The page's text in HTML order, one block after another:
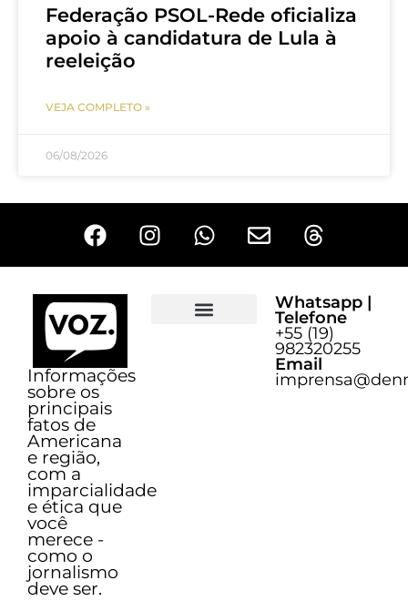
Federação PSOL-Rede oficializa
apoio à candidatura de Lula à
reeleição
VEJA COMPLETO »
06/08/2026
Informações
sobre os
principais
fatos de
Americana
e região,
com a
imparcialidade
e ética que
você
merece -
como o
jornalismo
deve ser.
Whatsapp |
Telefone
+55 (19)
982320255
Email